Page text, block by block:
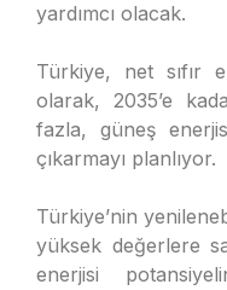
yardımcı olacak.
Türkiye, net sıfır
olarak, 2035’e
fazla, güneş
çıkarmayı planlıyor.
Türkiye’nin
yüksek değerlere
enerjisi